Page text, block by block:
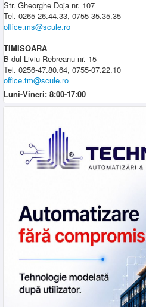
Str. Gheorghe Doja nr. 107
Tel. 0265-26.44.33, 0755-35.35.35
office.ms@scule.ro
TIMISOARA
B-dul Liviu Rebreanu nr. 15
Tel. 0256-47.80.64, 0755-07.22.10
office.tm@scule.ro
Luni-Vineri: 8:00-17:00